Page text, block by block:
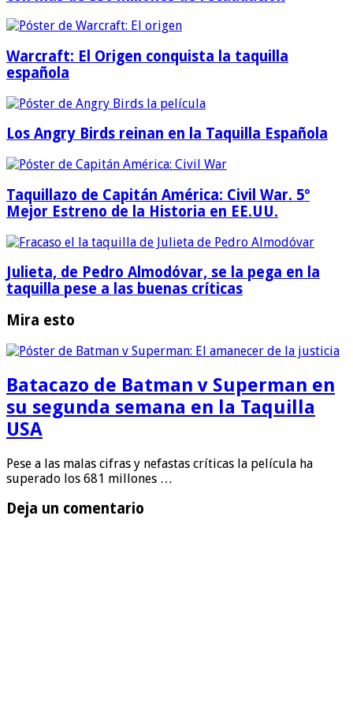
Warcraft: El Origen conquista la taquilla
española
Los Angry Birds reinan en la Taquilla Española
Taquillazo de Capitán América: Civil War. 5º
Mejor Estreno de la Historia en EE.UU.
Julieta, de Pedro Almodóvar, se la pega en la
taquilla pese a las buenas críticas
Mira esto
Batacazo de Batman v Superman en
su segunda semana en la Taquilla
USA
Pese a las malas cifras y nefastas críticas la película ha
superado los 681 millones …
Deja un comentario